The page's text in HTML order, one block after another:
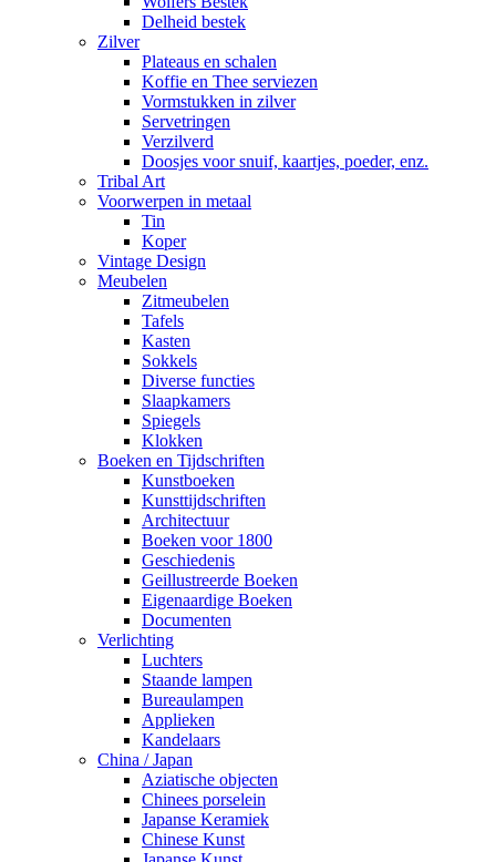
Delheid bestek
Zilver
Plateaus en schalen
Koffie en Thee serviezen
Vormstukken in zilver
Servetringen
Verzilverd
Doosjes voor snuif, kaartjes, poeder, enz.
Tribal Art
Voorwerpen in metaal
Tin
Koper
Vintage Design
Meubelen
Zitmeubelen
Tafels
Kasten
Sokkels
Diverse functies
Slaapkamers
Spiegels
Klokken
Boeken en Tijdschriften
Kunstboeken
Kunsttijdschriften
Architectuur
Boeken voor 1800
Geschiedenis
Geillustreerde Boeken
Eigenaardige Boeken
Documenten
Verlichting
Luchters
Staande lampen
Bureaulampen
Applieken
Kandelaars
China / Japan
Aziatische objecten
Chinees porselein
Japanse Keramiek
Chinese Kunst